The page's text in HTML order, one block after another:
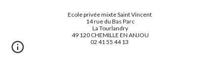
Ecole privée mixte Saint Vincent
14 rue du Bas Parc
La Tourlandry
49 120 CHEMILLE EN ANJOU
02 41 55 44 13